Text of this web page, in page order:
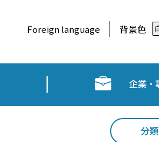
Foreign language 背景色
企業・
分